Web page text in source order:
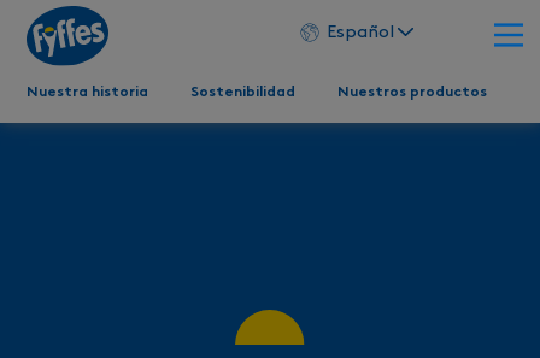
Español
Nuestra historia Sostenibilidad Nuestros productos